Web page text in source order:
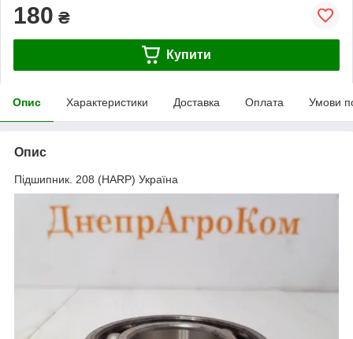
180 ₴
Купити
Опис Характеристики Доставка Оплата Умови
Опис
Підшипник. 208 (HARP) Україна